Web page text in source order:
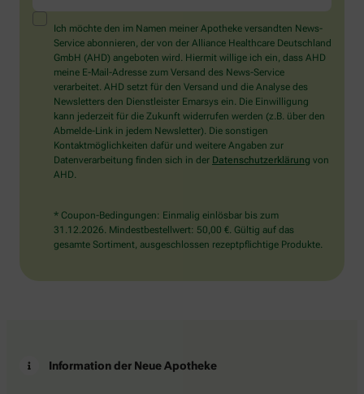
ein
Mensch?
Dann
wählen
Sie
bitte
den
Stern.
Ich möchte den im Namen meiner Apotheke versandten News-
Service abonnieren, der von der Alliance Healthcare Deutschland
GmbH (AHD) angeboten wird. Hiermit willige ich ein, dass AHD
meine E-Mail-Adresse zum Versand des News-Service
verarbeitet. AHD setzt für den Versand und die Analyse des
Newsletters den Dienstleister Emarsys ein. Die Einwilligung
kann jederzeit für die Zukunft widerrufen werden (z.B. über den
Abmelde-Link in jedem Newsletter). Die sonstigen
Kontaktmöglichkeiten dafür und weitere Angaben zur
Datenverarbeitung finden sich in der Datenschutzerklärung von
AHD.
* Coupon-Bedingungen: Einmalig einlösbar bis zum
31.12.2026. Mindestbestellwert: 50,00 €. Gültig auf das
gesamte Sortiment, ausgeschlossen rezeptpflichtige Produkte.
Information der Neue Apotheke